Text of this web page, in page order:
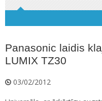
Panasonic laidis
LUMIX TZ30
03/02/2012